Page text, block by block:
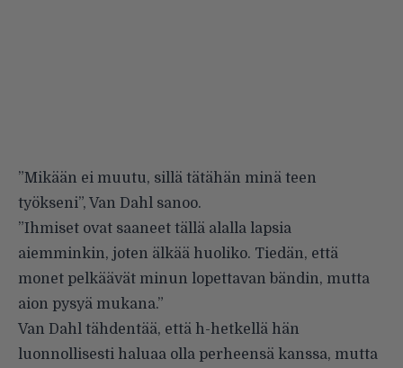
”Mikään ei muutu, sillä tätähän minä teen
työkseni”, Van Dahl sanoo.
”Ihmiset ovat saaneet tällä alalla lapsia
aiemminkin, joten älkää huoliko. Tiedän, että
monet pelkäävät minun lopettavan bändin, mutta
aion pysyä mukana.”
Van Dahl tähdentää, että h-hetkellä hän
luonnollisesti haluaa olla perheensä kanssa, mutta